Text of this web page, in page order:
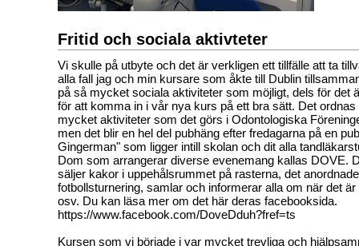
Fritid och sociala aktivteter
Vi skulle på utbyte och det är verkligen ett tillfälle att ta
alla fall jag och min kursare som åkte till Dublin
på så mycket sociala aktiviteter som möjligt, dels för det
för att komma in i vår nya kurs på ett bra sätt. Det
mycket aktiviteter som det görs i Odontologiska
men det blir en hel del pubhäng efter fredagarna på en
Gingerman" som ligger intill skolan och dit alla
Dom som arrangerar diverse evenemang kallas DOVE.
säljer kakor i uppehålsrummet på rasterna, det
fotbollsturnering, samlar och informerar alla om när det
osv. Du kan läsa mer om det här deras facebooksida.
https://www.facebook.com/DoveDduh?fref=ts
Kursen som vi började i var mycket trevliga och